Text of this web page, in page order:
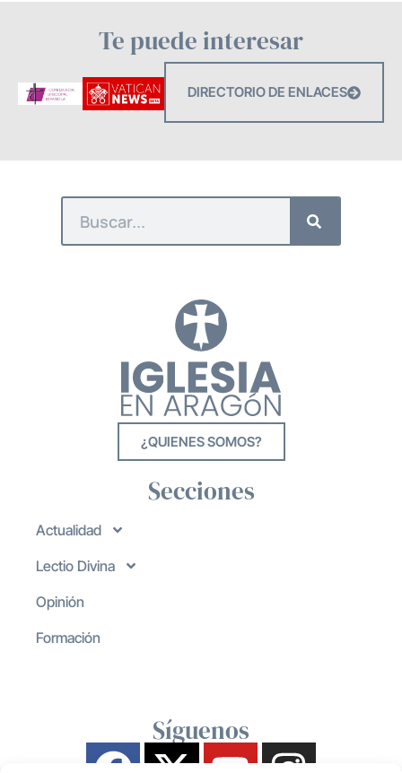
Te puede interesar
DIRECTORIO DE ENLACES
¿QUIENES SOMOS?
Secciones
Actualidad
Lectio Divina
Opinión
Formación
Síguenos